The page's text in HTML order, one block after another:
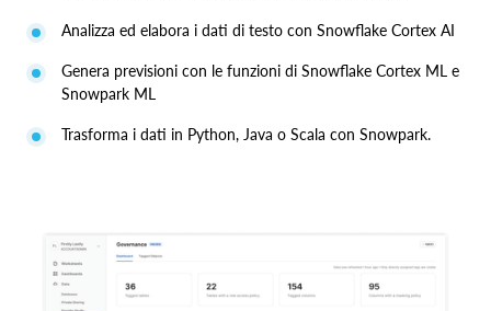
Analizza ed elabora i dati di testo con Snowflake Cortex AI
Genera previsioni con le funzioni di Snowflake Cortex ML e
Snowpark ML
Trasforma i dati in Python, Java o Scala con Snowpark.